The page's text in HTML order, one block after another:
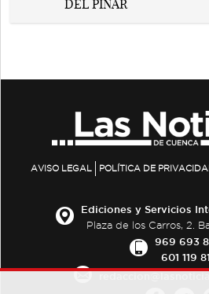
AVISO LEGAL POLÍTICA DE
Ediciones y Servicios
Plaza de los Carros, 2.
969 693
601 119